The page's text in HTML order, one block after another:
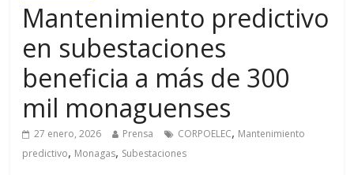
Mantenimiento predictivo
en subestaciones
beneficia a más de 300
mil monaguenses
27 enero, 2026 Prensa CORPOELEC, Mantenimiento
predictivo, Monagas, Subestaciones